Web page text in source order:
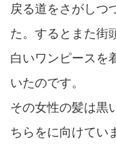
戻る道をさがしつ
た。するとまた街
白いワンピースを
いたのです。
その女性の髪は黒
ちらをに向けてい